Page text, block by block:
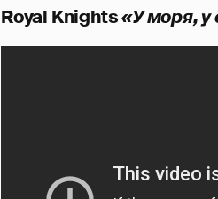
Royal Knights«У моря,